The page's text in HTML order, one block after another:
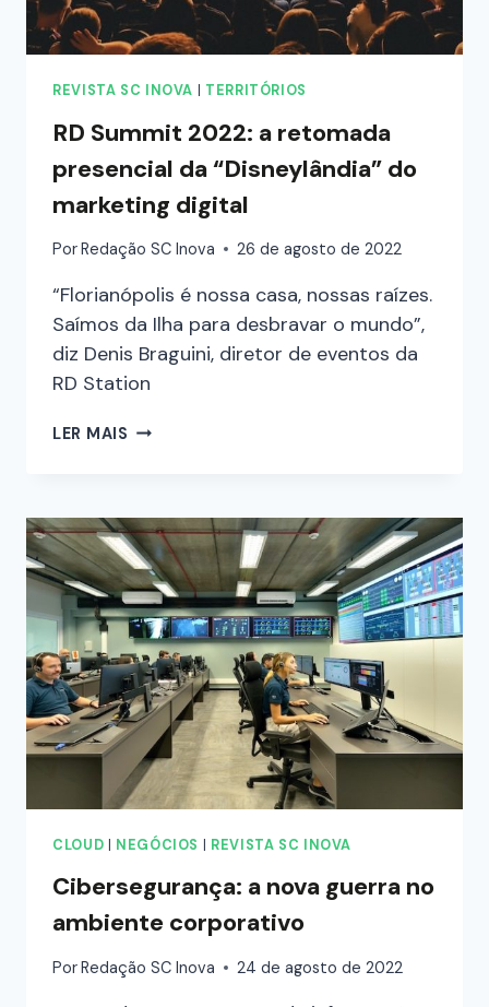
REVISTA SC INOVA TERRITÓRIOS
RD Summit 2022: a retomada
presencial da “Disneylândia” do
marketing digital
PorRedação SC Inova 26 de agosto de 2022
“Florianópolis é nossa casa, nossas raízes.
Saímos da Ilha para desbravar o mundo”,
diz Denis Braguini, diretor de eventos da
RD Station
LER MAIS
CLOUD NEGÓCIOS REVISTA SC INOVA
Cibersegurança: a nova guerra no
ambiente corporativo
PorRedação SC Inova 24 de agosto de 2022